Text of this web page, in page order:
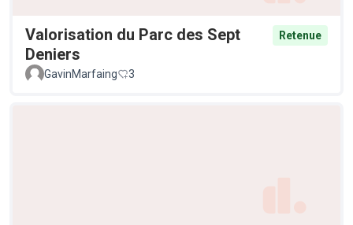
Valorisation du Parc des Sept
Deniers
Retenue
GavinMarfaing 3